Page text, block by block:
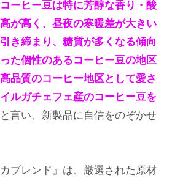
ーヒー豆は特に芳醇な香り・酸
が高く、昼夜の寒暖差が大きい
き締まり、糖質が多くなる傾向
た個性のあるコーヒー豆の地区
品質のコーヒー地区として愛さ
ルガチェフェ産のコーヒー豆を
と言い、新製品に自信をのぞかせ
ブレンド』は、厳選された原材